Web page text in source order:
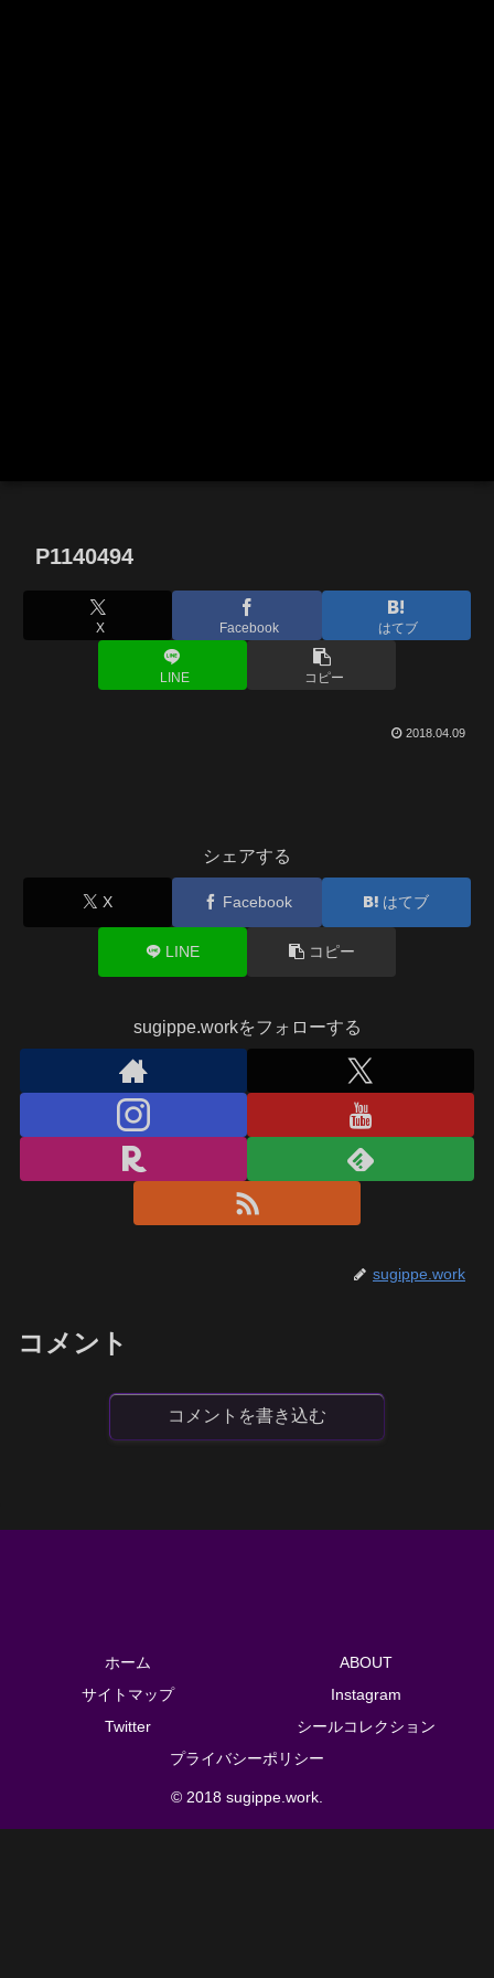
P1140494
X Facebook はてブ
LINE コピー
2018.04.09
シェアする
X Facebook はてブ
LINE コピー
sugippe.workをフォローする
sugippe.work
コメント
コメントを書き込む
ホーム
ABOUT
サイトマップ
Instagram
Twitter
シールコレクション
プライバシーポリシー
© 2018 sugippe.work.